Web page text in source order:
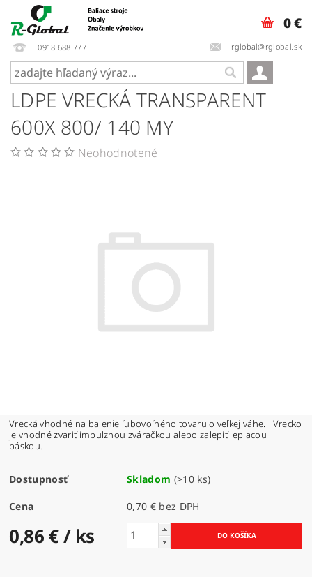
0918 688 777 rglobal@rglobal.sk
0 €
LDPE VRECKÁ TRANSPARENT
600X 800/ 140 MY
Neohodnotené
Vrecká vhodné na balenie ľubovoľného tovaru o veľkej váhe.
Vrecko
je vhodné zvariť impulznou zváračkou alebo zalepiť lepiacou
páskou.
Dostupnosť Skladom (>10 ks)
Cena 0,70 € bez DPH
0,86 €/ ks